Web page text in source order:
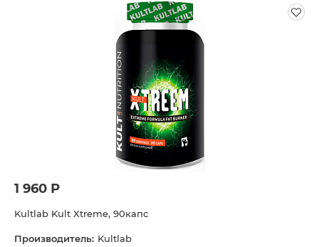
1 960 Р
Kultlab Kult Xtreme, 90капс
Производитель: Kultlab